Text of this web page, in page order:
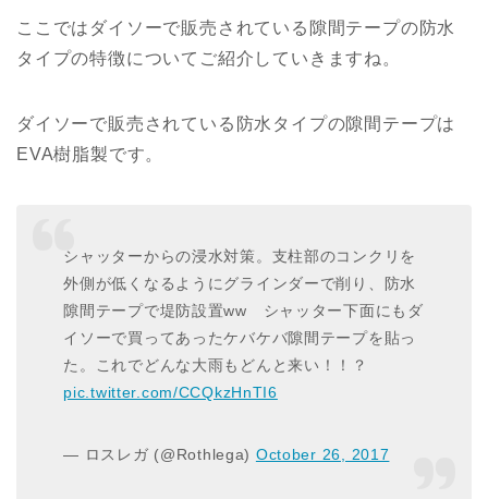
ここではダイソーで販売されている隙間テープの防水
タイプの特徴についてご紹介していきますね。
ダイソーで販売されている防水タイプの隙間テープは
EVA樹脂製です。
シャッターからの浸水対策。支柱部のコンクリを
外側が低くなるようにグラインダーで削り、防水
隙間テープで堤防設置ww シャッター下面にもダ
イソーで買ってあったケバケバ隙間テープを貼っ
た。これでどんな大雨もどんと来い！！？
pic.twitter.com/CCQkzHnTI6
— ロスレガ (@Rothlega) October 26, 2017